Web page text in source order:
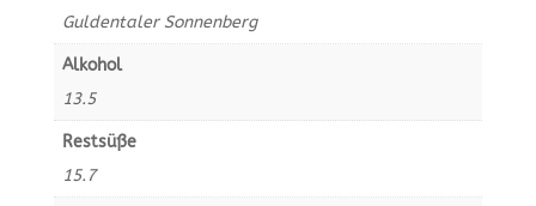
Guldentaler Sonnenberg
Alkohol
13.5
Restsüße
15.7